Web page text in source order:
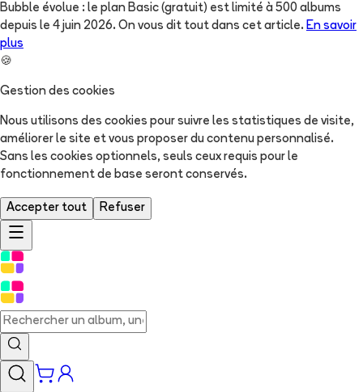
Bubble évolue : le plan Basic (gratuit) est limité à 500 albums
depuis le 4 juin 2026. On vous dit tout dans cet article. En savoir
plus
🍪
Gestion des cookies
Nous utilisons des cookies pour suivre les statistiques de visite,
améliorer le site et vous proposer du contenu personnalisé.
Sans les cookies optionnels, seuls ceux requis pour le
fonctionnement de base seront conservés.
Accepter tout Refuser